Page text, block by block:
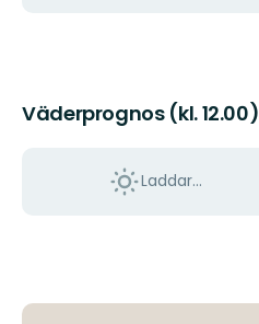
Väderprognos (kl. 12.00)
Laddar...